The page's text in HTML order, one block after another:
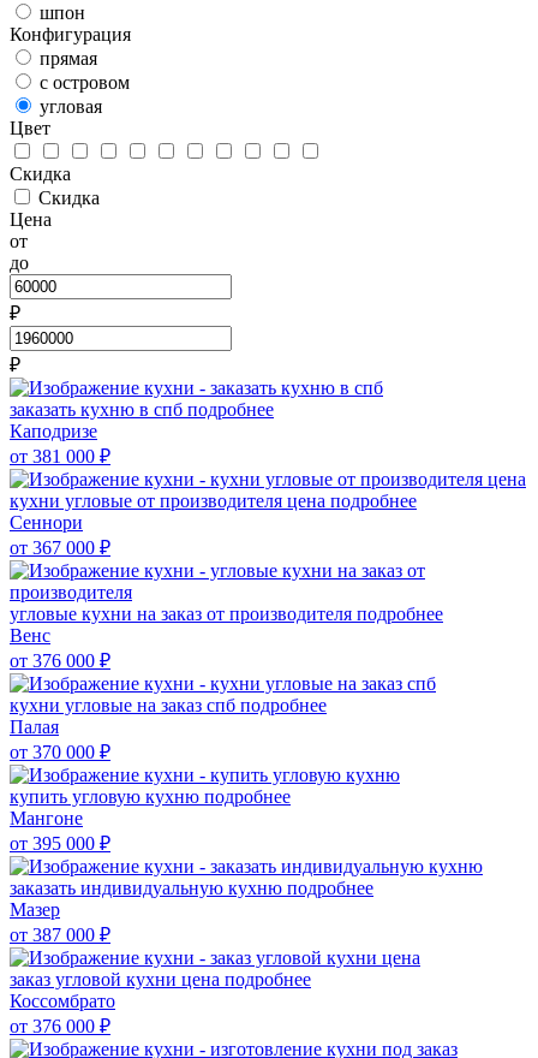
шпон
Конфигурация
прямая
с островом
угловая
Цвет
Скидка
Скидка
Цена
от
до
₽
₽
заказать кухню в спб подробнее
Каподризе
от 381 000 ₽
кухни угловые от производителя цена подробнее
Сеннори
от 367 000 ₽
угловые кухни на заказ от производителя подробнее
Венc
от 376 000 ₽
кухни угловые на заказ спб подробнее
Палая
от 370 000 ₽
купить угловую кухню подробнее
Мангоне
от 395 000 ₽
заказать индивидуальную кухню подробнее
Мазер
от 387 000 ₽
заказ угловой кухни цена подробнее
Коссомбрато
от 376 000 ₽